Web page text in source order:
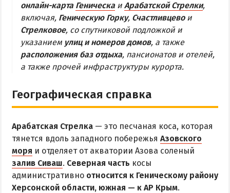
Обзор Генгорки
Все базы отдыха и отели Генгорки
Веб-камеры Генгорки
Карта Генгорки
ПРИОЗЕРНОЕ
СЧАСТЛИВЦЕВО
Обзор Счастливцево
Все базы отдыха в Счастливцево
Веб-камеры в Счастливцево
Карта Счастливцево
онлайн-карта Геническа и Арабатской Стрелки,
включая, Геническую Горку, Счастливцевои
Стрелковое, со спутниковой подложкой и
указанием улиц и номеров домов, а также
расположения баз отдыха, пансионатов и отелей,
а также прочей инфраструктуры курорта.
Географическая справка
Арабатская Стрелка — это песчаная коса, которая
тянется вдоль западного побережья Азовского
моря и отделяет от акватории Азова соленый
залив Сиваш. Северная часть косы
административно относится к Геническому району
Херсонской области, южная — к АР Крым.